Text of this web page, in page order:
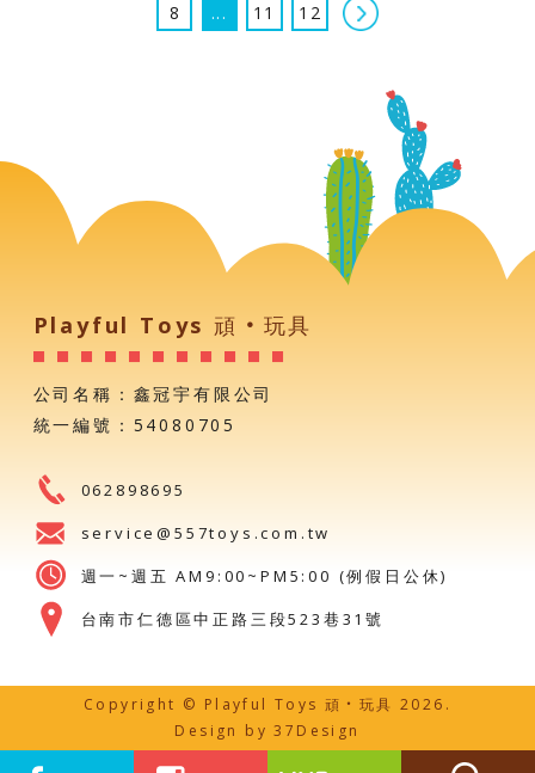
8
... 11 12
Playful Toys 頑‧玩具
公司名稱：鑫冠宇有限公司
統一編號：54080705
062898695
service@557toys.com.tw
週一~週五 AM9:00~PM5:00 (例假日公休)
台南市仁德區中正路三段523巷31號
Copyright © Playful Toys 頑‧玩具 2026.
Design by37Design